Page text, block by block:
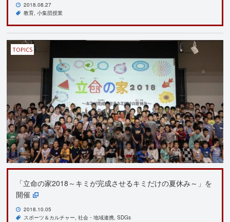
2018.08.27
教育 小集団授業
TOPICS
「立命の家2018～キミが完成させるキミだけの夏休み～」を
開催
2018.10.05
スポーツ＆カルチャー 社会・地域連携 SDGs